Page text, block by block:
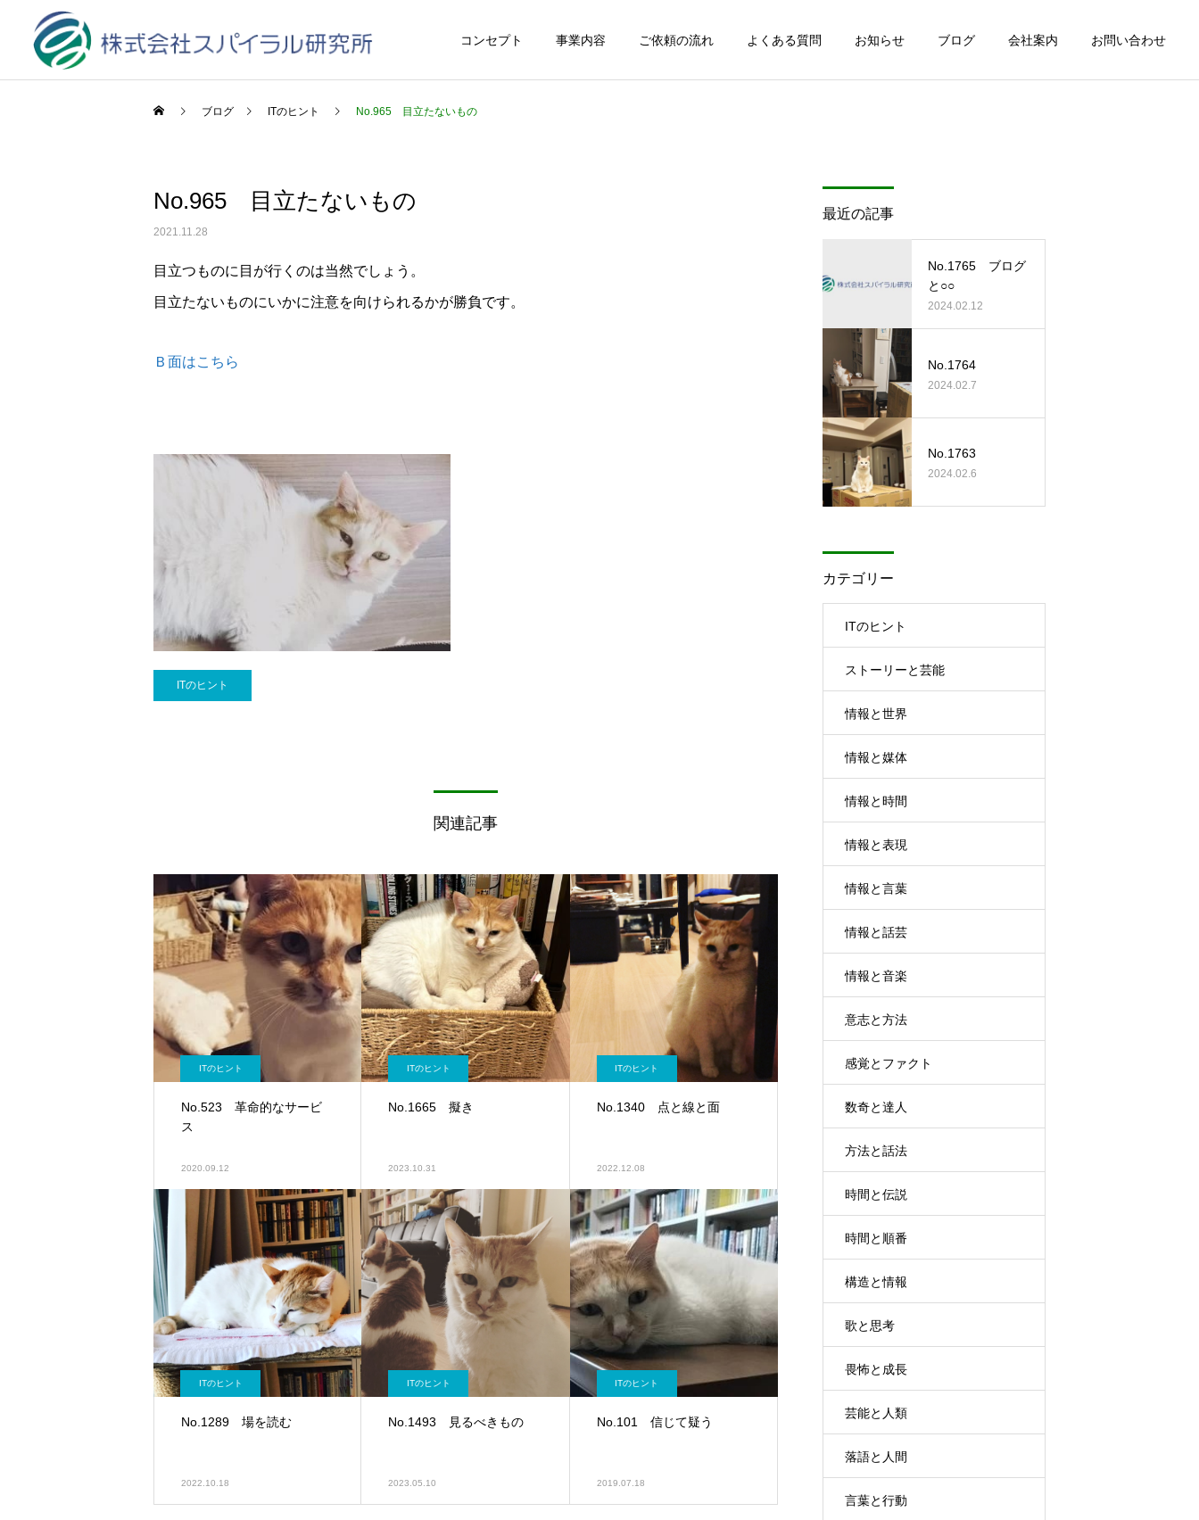
コンセプト 事業内容 ご依頼の流れ よくある質問 お知らせ ブログ 会社案内 お問い合わせ
ブログ ITのヒント No.965 目立たないもの
No.965 目立たないもの
2021.11.28
目立つものに目が行くのは当然でしょう。
目立たないものにいかに注意を向けられるかが勝負です。
Ｂ面はこちら
ITのヒント
関連記事
ITのヒント
No.523 革命的なサービ
ス
2020.09.12
ITのヒント
No.1665 擬き
2023.10.31
ITのヒント
No.1340 点と線と面
2022.12.08
ITのヒント
No.1289 場を読む
2022.10.18
ITのヒント
No.1493 見るべきもの
2023.05.10
ITのヒント
No.101 信じて疑う
2019.07.18
最近の記事
No.1765 ブログ
と○○
2024.02.12
No.1764
2024.02.7
No.1763
2024.02.6
カテゴリー
ITのヒント
ストーリーと芸能
情報と世界
情報と媒体
情報と時間
情報と表現
情報と言葉
情報と話芸
情報と音楽
意志と方法
感覚とファクト
数奇と達人
方法と話法
時間と伝説
時間と順番
構造と情報
歌と思考
畏怖と成長
芸能と人類
落語と人間
言葉と行動